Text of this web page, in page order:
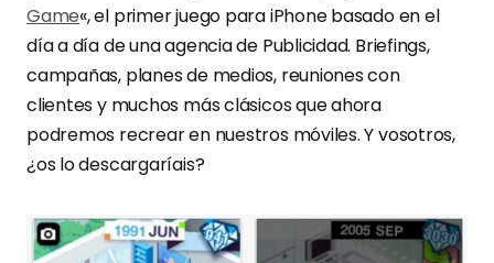
Game«, el primer juego para iPhone basado en el
día a día de una agencia de Publicidad. Briefings,
campañas, planes de medios, reuniones con
clientes y muchos más clásicos que ahora
podremos recrear en nuestros móviles. Y vosotros,
¿os lo descargaríais?